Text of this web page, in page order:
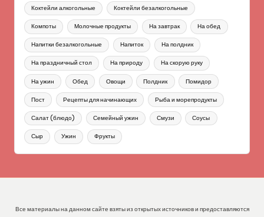
Коктейли алкогольные Коктейли безалкогольные
Компоты Молочные продукты На завтрак На обед
Напитки безалкогольные Напиток На полдник
На праздничный стол На природу На скорую руку
На ужин Обед Овощи Полдник Помидор
Пост Рецепты для начинающих Рыба и морепродукты
Салат (блюдо) Семейный ужин Смузи Соусы
Сыр Ужин Фрукты
Все материалы на данном сайте взяты из открытых источников и предоставляются